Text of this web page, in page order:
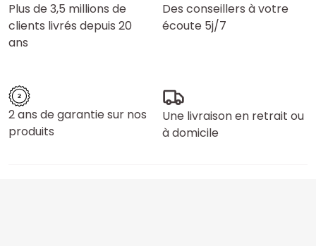
Plus de 3,5 millions de
clients livrés depuis 20
ans
Des conseillers à votre
écoute 5j/7
2 ans de garantie sur nos
produits
Une livraison en retrait ou
à domicile